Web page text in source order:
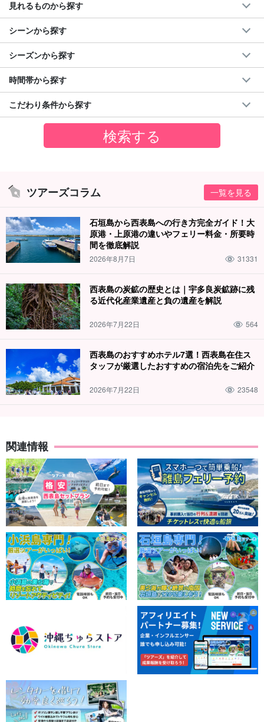
見れるものから探す
シーンから探す
シーズンから探す
時間帯から探す
こだわり条件から探す
ツアーズコラム 一覧を見る
石垣島から西表島への行き方完全ガイド！大
原港・上原港の違いやフェリー料金・所要時
間を徹底解説
2026年8月7日 31331
西表島の炭鉱の歴史とは｜宇多良炭鉱跡に残
る近代化産業遺産と負の遺産を解説
2026年7月22日 564
西表島のおすすめホテル7選！西表島在住ス
タッフが厳選したおすすめの宿泊先をご紹介
2026年7月22日 23548
関連情報